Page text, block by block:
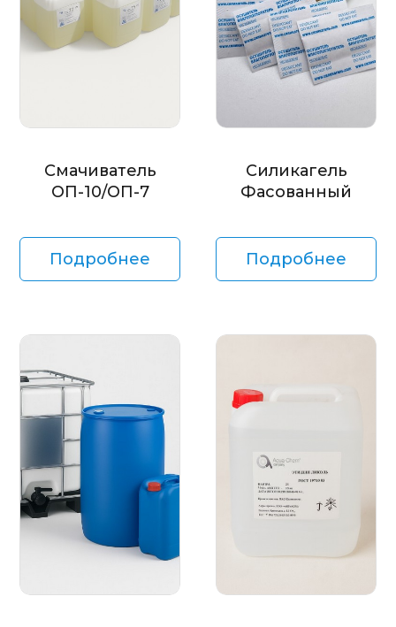
Смачиватель
ОП-10/ОП-7
Подробнее
Силикагель
Фасованный
Подробнее